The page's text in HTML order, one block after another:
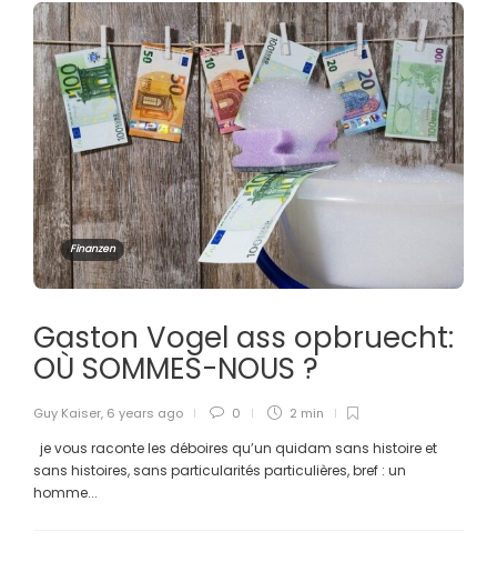
Finanzen
Gaston Vogel ass opbruecht:
OÙ SOMMES-NOUS ?
Guy Kaiser, 6 years ago 0 2 min
je vous raconte les déboires qu’un quidam sans histoire et
sans histoires, sans particularités particulières, bref : un
homme...